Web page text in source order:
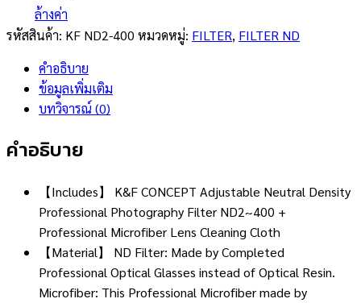
ล้างค่า
รหัสสินค้า: KF ND2-400 หมวดหมู่: FILTER, FILTER ND
คำอธิบาย
ข้อมูลเพิ่มเติม
บทวิจารณ์ (0)
คำอธิบาย
【Includes】 K&F CONCEPT Adjustable Neutral Density
Professional Photography Filter ND2~400 +
Professional Microfiber Lens Cleaning Cloth
【Material】 ND Filter: Made by Completed
Professional Optical Glasses instead of Optical Resin.
Microfiber: This Professional Microfiber made by